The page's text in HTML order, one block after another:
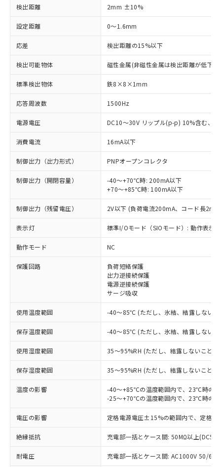
検出距離 2mm ±10%
設定距離 0～1.6mm
応差 検出距離の15%以下
検出可能物体 磁性金属(非磁性金属は検出距離が低下し
標準検出物体 鉄8×8×1mm
応答周波数 1500Hz
電源電圧 DC10～30V リップル(p-p) 10%含む、
消費電流 16mA以下
制御出力（出力形式） PNPオープンコレクタ
制御出力（開閉容量）
-40～+70℃時: 200mA以下
+70～+85℃時: 100mA以下
制御出力（残留電圧） 2V以下 (負荷電流200mA、コード長2m
表示灯 標準I/Oモード（SIOモード）: 動作表示
動作モード NC
保護回路
負荷短絡保護
出力逆接続保護
電源逆接続保護
サージ吸収
使用温度範囲 -40～85℃ (ただし、氷結、結露しないこ
保存温度範囲 -40～85℃ (ただし、氷結、結露しないこ
使用湿度範囲 35～95%RH (ただし、結露しないこと)
保存湿度範囲 35～95%RH (ただし、結露しないこと)
温度の影響
-40～+85℃の温度範囲内で、23℃時の
-25～+70℃の温度範囲内で、23℃時の
電圧の影響 定格電源電圧±15%の範囲内で、定格
絶縁抵抗 充電部一括とケース間: 50MΩ以上
耐電圧 充電部一括とケース間: AC1000V 50/
以下の条件をお読みいただき、同意のうえ
本サービスは、当社制御機器事業取扱
商品の当社在庫状況および標準価格
(税抜)を提供させていただくもので
当社制御機器事業取扱商品の中には、
本サービスの対象外となる商品もある
ことをご了承ください。
在庫状況および標準価格照会結果は、
対応済み：EU RoHS指令（10物質）の
非含有に対応した製品が提供可能な商品で
対応予定：EU RoHS指令（10物質）の非含
有に対応した製品に切り替える予定のある
商品です。
対応予定なし：EU RoHS指令（10物質）の
非含有に非対応の商品で、対応品を出す予
調査・確認中：EU RoHS指令（10物質）の
非含有の対応状況を調査中または確認中の
商品です。
非該当品：ライセンス料など無形物で、有
害物質有無と関係のない商品です。
仕入先様の事情により、非含有部品として
いたものが、含有品と判明した場合などや
むを得ず変更することがあります。
※1 中国RoHS○×表
「○」：最大均質材料含有率が中国RoHSの
基準値以下であることを示します。
「×」：最大均質材料含有率が中国RoHSの
基準値を超えていることを示します。
「－」：未確認です。当社販売部門へお問
当社は、これら貴社製品のうち、外国
為替および外国貿易法に定める商品
（以下｢規制貨物等」という）を輸出